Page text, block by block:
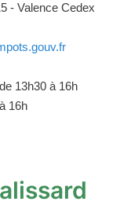
- Valence Cedex
13h30 à 16h
16h